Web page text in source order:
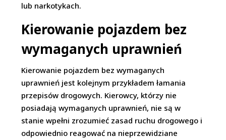
lub narkotykach.
Kierowanie pojazdem bez
wymaganych uprawnień
Kierowanie pojazdem bez wymaganych
uprawnień jest kolejnym przykładem łamania
przepisów drogowych. Kierowcy, którzy nie
posiadają wymaganych uprawnień, nie są w
stanie wpełni zrozumieć zasad ruchu drogowego i
odpowiednio reagować na nieprzewidziane